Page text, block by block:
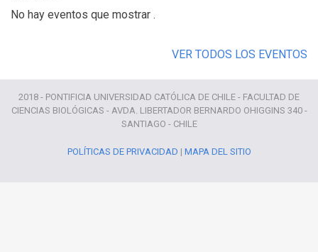
No hay eventos que mostrar .
VER TODOS LOS EVENTOS
2018 - PONTIFICIA UNIVERSIDAD CATÓLICA DE CHILE - FACULTAD DE
CIENCIAS BIOLÓGICAS - AVDA. LIBERTADOR BERNARDO OHIGGINS 340 -
SANTIAGO - CHILE
POLÍTICAS DE PRIVACIDAD | MAPA DEL SITIO